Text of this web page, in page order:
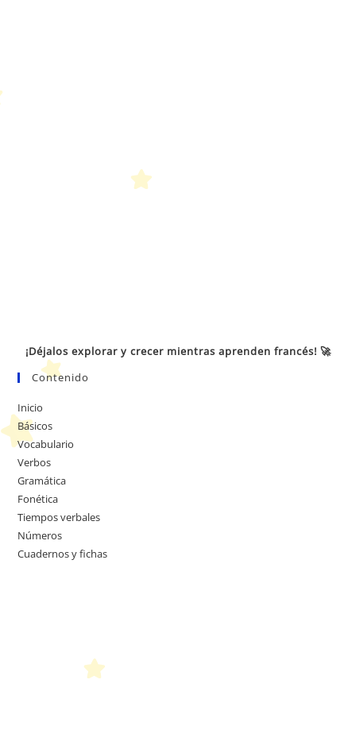
¡Déjalos explorar y crecer mientras aprenden francés! 🚀
Contenido
Inicio
Básicos
Vocabulario
Verbos
Gramática
Fonética
Tiempos verbales
Números
Cuadernos y fichas